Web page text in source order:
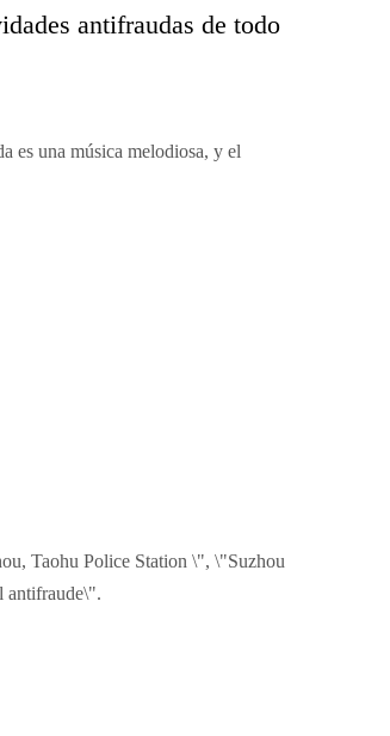
antifraudas de todo
es una música melodiosa, y el
Taohu Police Station \", \"Suzhou
antifraude\".